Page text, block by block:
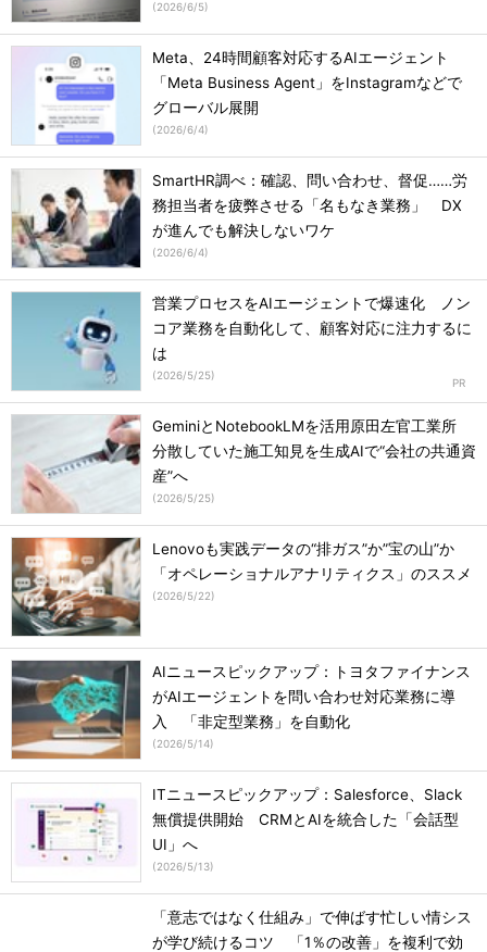
(2026/6/5)
Meta、24時間顧客対応するAIエージェント
「Meta Business Agent」をInstagramなどで
グローバル展開
(2026/6/4)
SmartHR調べ：確認、問い合わせ、督促……労
務担当者を疲弊させる「名もなき業務」 DX
が進んでも解決しないワケ
(2026/6/4)
営業プロセスをAIエージェントで爆速化 ノン
コア業務を自動化して、顧客対応に注力するに
は
(2026/5/25)
GeminiとNotebookLMを活用原田左官工業所
分散していた施工知見を生成AIで“会社の共通資
産”へ
(2026/5/25)
Lenovoも実践データの“排ガス”か”宝の山”か
「オペレーショナルアナリティクス」のススメ
(2026/5/22)
AIニュースピックアップ：トヨタファイナンス
がAIエージェントを問い合わせ対応業務に導
入 「非定型業務」を自動化
(2026/5/14)
ITニュースピックアップ：Salesforce、Slack
無償提供開始 CRMとAIを統合した「会話型
UI」へ
(2026/5/13)
「意志ではなく仕組み」で伸ばす忙しい情シス
が学び続けるコツ 「1％の改善」を複利で効